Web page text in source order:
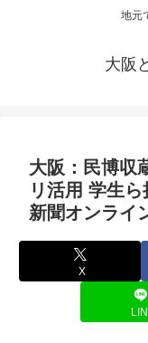
地元
大阪
大阪 ：民博
リ活用 学生
新聞オンライ
X